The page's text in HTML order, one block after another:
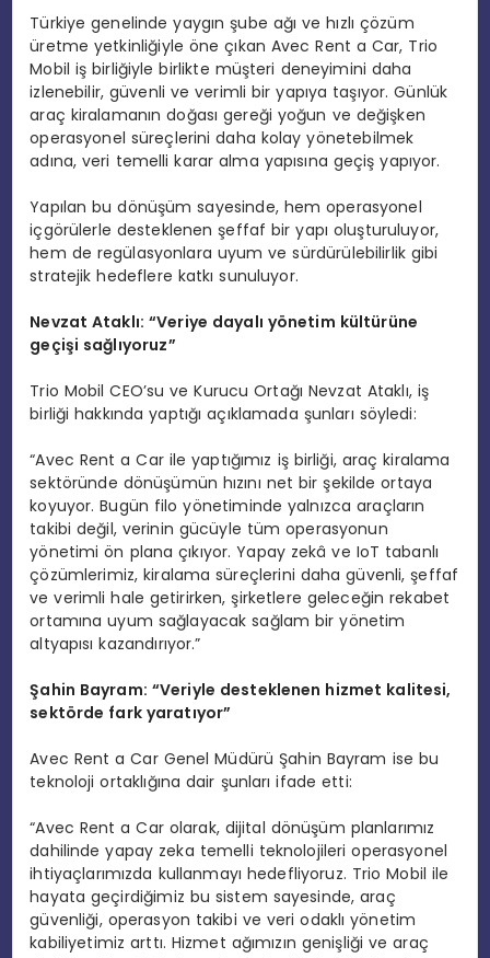
Türkiye genelinde yaygın şube ağı ve hızlı çözüm
üretme yetkinliğiyle öne çıkan Avec Rent a Car, Trio
Mobil iş birliğiyle birlikte müşteri deneyimini daha
izlenebilir, güvenli ve verimli bir yapıya taşıyor. Günlük
araç kiralamanın doğası gereği yoğun ve değişken
operasyonel süreçlerini daha kolay yönetebilmek
adına, veri temelli karar alma yapısına geçiş yapıyor.
Yapılan bu dönüşüm sayesinde, hem operasyonel
içgörülerle desteklenen şeffaf bir yapı oluşturuluyor,
hem de regülasyonlara uyum ve sürdürülebilirlik gibi
stratejik hedeflere katkı sunuluyor.
Nevzat Ataklı: “Veriye dayalı yönetim kültürüne
geçişi sağlıyoruz”
Trio Mobil CEO’su ve Kurucu Ortağı Nevzat Ataklı, iş
birliği hakkında yaptığı açıklamada şunları söyledi:
“Avec Rent a Car ile yaptığımız iş birliği, araç kiralama
sektöründe dönüşümün hızını net bir şekilde ortaya
koyuyor. Bugün filo yönetiminde yalnızca araçların
takibi değil, verinin gücüyle tüm operasyonun
yönetimi ön plana çıkıyor. Yapay zekâ ve IoT tabanlı
çözümlerimiz, kiralama süreçlerini daha güvenli, şeffaf
ve verimli hale getirirken, şirketlere geleceğin rekabet
ortamına uyum sağlayacak sağlam bir yönetim
altyapısı kazandırıyor.”
Şahin Bayram: “Veriyle desteklenen hizmet kalitesi,
sektörde fark yaratıyor”
Avec Rent a Car Genel Müdürü Şahin Bayram ise bu
teknoloji ortaklığına dair şunları ifade etti:
“Avec Rent a Car olarak, dijital dönüşüm planlarımız
dahilinde yapay zeka temelli teknolojileri operasyonel
ihtiyaçlarımızda kullanmayı hedefliyoruz. Trio Mobil ile
hayata geçirdiğimiz bu sistem sayesinde, araç
güvenliği, operasyon takibi ve veri odaklı yönetim
kabiliyetimiz arttı. Hizmet ağımızın genişliği ve araç